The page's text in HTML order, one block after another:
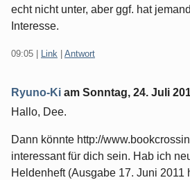
echt nicht unter, aber ggf. hat
Interesse.
09:05 Link Antwort
Ryuno-Ki am Sonntag, 24. Juli
Hallo, Dee.
Dann könnte http://
interessant für dich sein. Hab ich
Heldenheft (Ausgabe 17. Juni 2011